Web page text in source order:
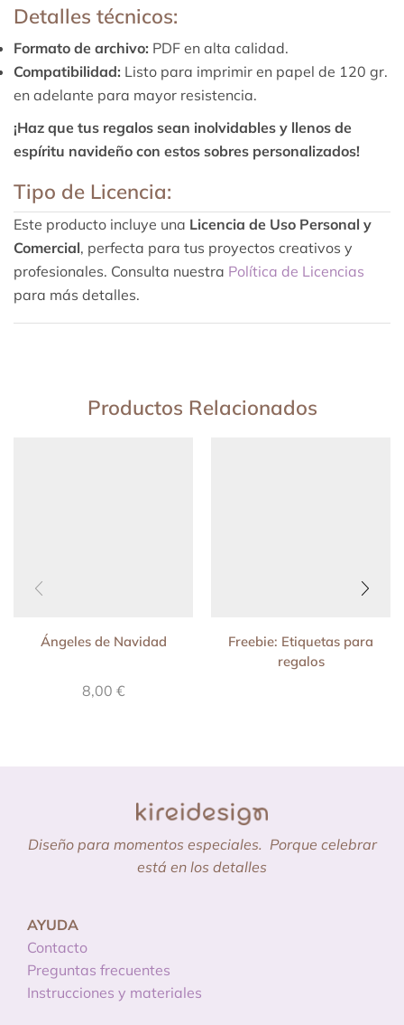
Detalles técnicos:
Formato de archivo: PDF en alta calidad.
Compatibilidad: Listo para imprimir en papel de 120 gr.
en adelante para mayor resistencia.
¡Haz que tus regalos sean inolvidables y llenos de
espíritu navideño con estos sobres personalizados!
Tipo de Licencia:
Este producto incluye una Licencia de Uso Personal y
Comercial, perfecta para tus proyectos creativos y
profesionales. Consulta nuestra Política de Licencias
para más detalles.
Productos Relacionados
Ángeles de Navidad
8,00 €
Freebie: Etiquetas para
regalos
Diseño para momentos especiales. Porque celebrar
está en los detalles
AYUDA
Contacto
Preguntas frecuentes
Instrucciones y materiales